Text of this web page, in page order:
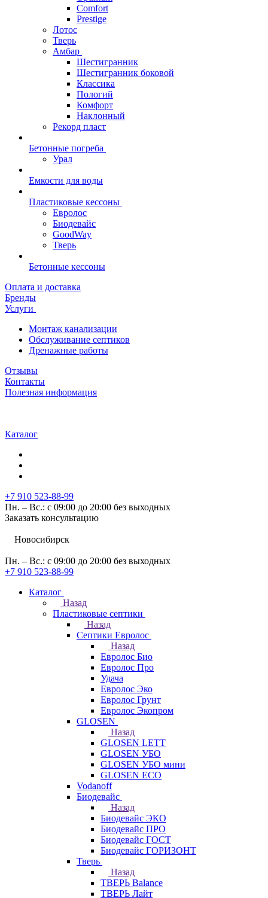
Comfort
Prestige
Лотос
Тверь
Амбар
Шестигранник
Шестигранник боковой
Классика
Пологий
Комфорт
Наклонный
Рекорд пласт
Бетонные погреба
Урал
Емкости для воды
Пластиковые кессоны
Евролос
Биодевайс
GoodWay
Тверь
Бетонные кессоны
Оплата и доставка
Бренды
Услуги
Монтаж канализации
Обслуживание септиков
Дренажные работы
Отзывы
Контакты
Полезная информация
Каталог
+7 910 523-88-99
Пн. – Вс.: с 09:00 до 20:00 без выходных
Заказать консультацию
Новосибирск
Пн. – Вс.: с 09:00 до 20:00 без выходных
+7 910 523-88-99
Каталог
Назад
Пластиковые септики
Назад
Септики Евролос
Назад
Евролос Био
Евролос Про
Удача
Евролос Эко
Евролос Грунт
Евролос Экопром
GLOSEN
Назад
GLOSEN LETT
GLOSEN УБО
GLOSEN УБО мини
GLOSEN ECO
Vodanoff
Биодевайс
Назад
Биодевайс ЭКО
Биодевайс ПРО
Биодевайс ГОСТ
Биодевайс ГОРИЗОНТ
Тверь
Назад
ТВЕРЬ Balance
ТВЕРЬ Лайт